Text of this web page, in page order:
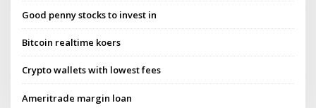
Good penny stocks to invest in
Bitcoin realtime koers
Crypto wallets with lowest fees
Ameritrade margin loan